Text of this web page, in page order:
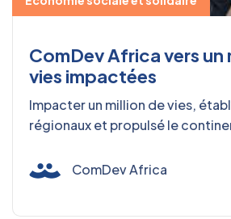
ComDev Africa vers un
vies impactées
Impacter un million de vies,
régionaux et propulsé le
ComDev Africa